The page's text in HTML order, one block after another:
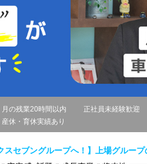
月の残業20時間以内 正社員未経験歓迎
産休・育休実績あり
スセブングループへ！】上場グルー